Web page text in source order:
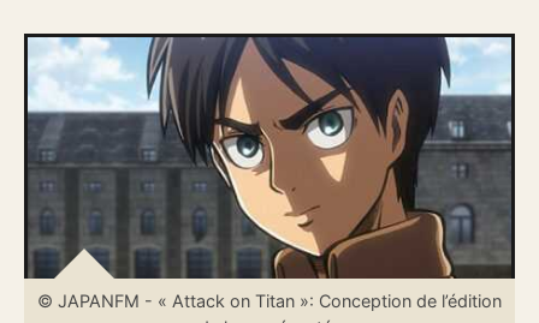
© JAPANFM - « Attack on Titan »: Conception de l’édition